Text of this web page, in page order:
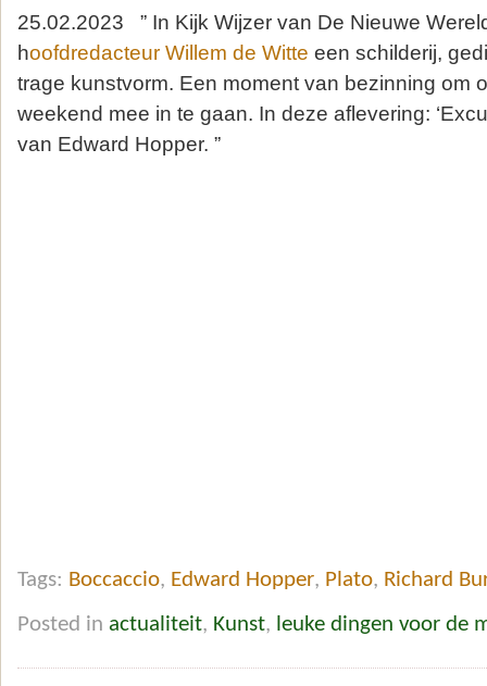
25.02.2023 ” In Kijk Wijzer van De Nieuwe
hoofdredacteur Willem de Witte een schilderij,
trage kunstvorm. Een moment van bezinning om
weekend mee in te gaan. In deze aflevering:
van Edward Hopper. ”
Tags: Boccaccio, Edward Hopper, Plato, Richard
Posted in actualiteit, Kunst, leuke dingen voor de